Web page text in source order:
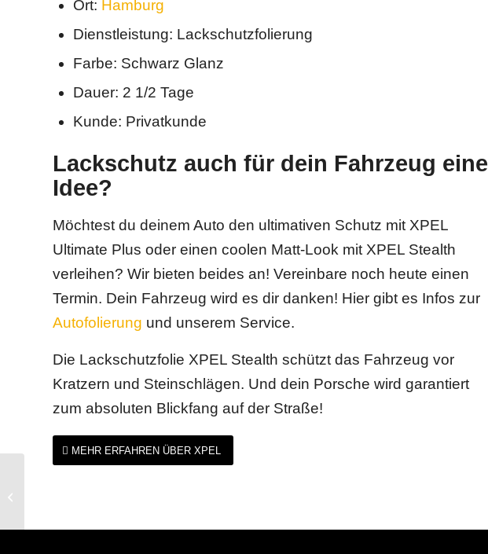
Ort: Hamburg
Dienstleistung: Lackschutzfolierung
Farbe: Schwarz Glanz
Dauer: 2 1/2 Tage
Kunde: Privatkunde
Lackschutz auch für dein Fahrzeug eine
Idee?
Möchtest du deinem Auto den ultimativen Schutz mit XPEL
Ultimate Plus oder einen coolen Matt-Look mit XPEL Stealth
verleihen? Wir bieten beides an! Vereinbare noch heute einen
Termin. Dein Fahrzeug wird es dir danken! Hier gibt es Infos zur
Autofolierung und unserem Service.
Die Lackschutzfolie XPEL Stealth schützt das Fahrzeug vor
Kratzern und Steinschlägen. Und dein Porsche wird garantiert
zum absoluten Blickfang auf der Straße!
MEHR ERFAHREN ÜBER XPEL